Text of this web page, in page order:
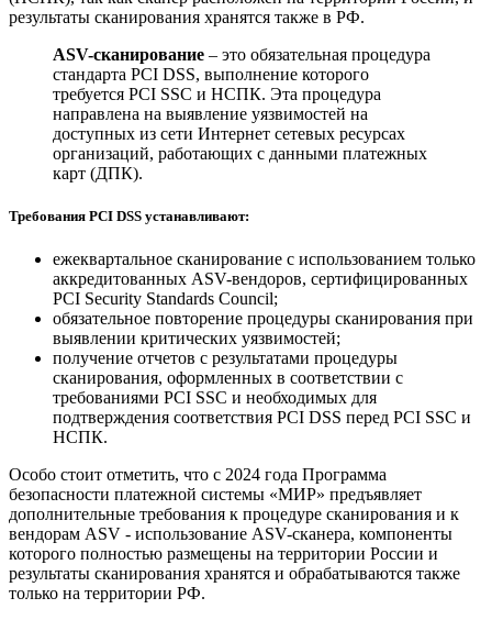
результаты сканирования хранятся также в РФ.
ASV-сканирование – это обязательная процедура
стандарта PCI DSS, выполнение которого
требуется PCI SSC и НСПК. Эта процедура
направлена на выявление уязвимостей на
доступных из сети Интернет сетевых ресурсах
организаций, работающих с данными платежных
карт (ДПК).
Требования PCI DSS устанавливают:
ежеквартальное сканирование с использованием только
аккредитованных ASV-вендоров, сертифицированных
PCI Security Standards Council;
обязательное повторение процедуры сканирования при
выявлении критических уязвимостей;
получение отчетов с результатами процедуры
сканирования, оформленных в соответствии с
требованиями PCI SSC и необходимых для
подтверждения соответствия PCI DSS перед PCI SSC и
НСПК.
Особо стоит отметить, что с 2024 года Программа
безопасности платежной системы «МИР» предъявляет
дополнительные требования к процедуре сканирования и к
вендорам ASV - использование ASV-сканера, компоненты
которого полностью размещены на территории России и
результаты сканирования хранятся и обрабатываются также
только на территории РФ.